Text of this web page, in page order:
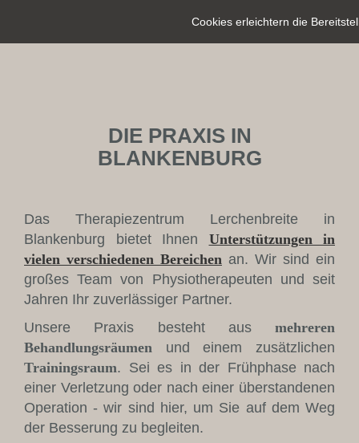
Cookies erleichtern die
DIE PRAXIS IN
BLANKENBURG
Das Therapiezentrum Lerchenbreite in
Blankenburg bietet Ihnen Unterstützungen in
vielen verschiedenen Bereichen an. Wir sind ein
großes Team von Physiotherapeuten und seit
Jahren Ihr zuverlässiger Partner.
Unsere Praxis besteht aus mehreren
Behandlungsräumen und einem zusätzlichen
Trainingsraum. Sei es in der Frühphase nach
einer Verletzung oder nach einer überstandenen
Operation - wir sind hier, um Sie auf dem Weg
der Besserung zu begleiten.